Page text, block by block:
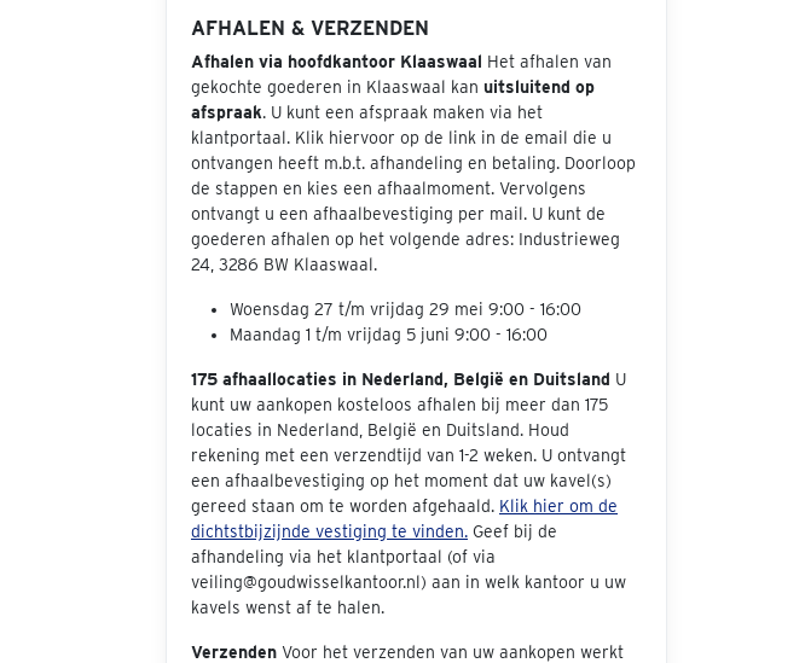
AFHALEN & VERZENDEN
Afhalen via hoofdkantoor Klaaswaal Het afhalen van
gekochte goederen in Klaaswaal kan uitsluitend op
afspraak. U kunt een afspraak maken via het
klantportaal. Klik hiervoor op de link in de email die u
ontvangen heeft m.b.t. afhandeling en betaling. Doorloop
de stappen en kies een afhaalmoment. Vervolgens
ontvangt u een afhaalbevestiging per mail. U kunt de
goederen afhalen op het volgende adres: Industrieweg
24, 3286 BW Klaaswaal.
Woensdag 27 t/m vrijdag 29 mei 9:00 - 16:00
Maandag 1 t/m vrijdag 5 juni 9:00 - 16:00
175 afhaallocaties in Nederland, België en Duitsland U
kunt uw aankopen kosteloos afhalen bij meer dan 175
locaties in Nederland, België en Duitsland. Houd
rekening met een verzendtijd van 1-2 weken. U ontvangt
een afhaalbevestiging op het moment dat uw kavel(s)
gereed staan om te worden afgehaald. Klik hier om de
dichtstbijzijnde vestiging te vinden. Geef bij de
afhandeling via het klantportaal (of via
veiling@goudwisselkantoor.nl) aan in welk kantoor u uw
kavels wenst af te halen.
Verzenden Voor het verzenden van uw aankopen werkt